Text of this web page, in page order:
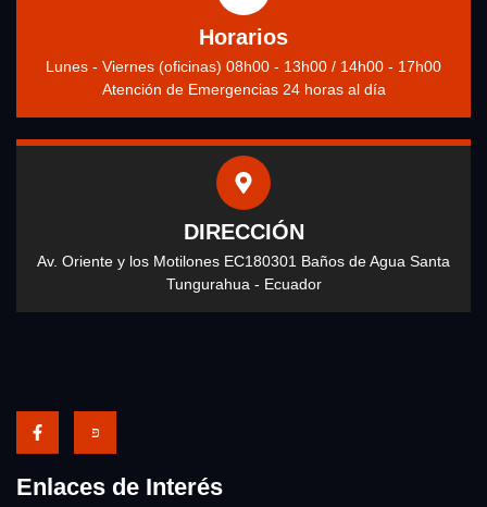
Horarios
Lunes - Viernes (oficinas) 08h00 - 13h00 / 14h00 - 17h00
Atención de Emergencias 24 horas al día
DIRECCIÓN
Av. Oriente y los Motilones EC180301 Baños de Agua Santa
Tungurahua - Ecuador
Enlaces de Interés